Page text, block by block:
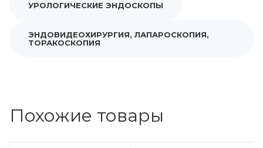
УРОЛОГИЧЕСКИЕ ЭНДОСКОПЫ
ЭНДОВИДЕОХИРУРГИЯ, ЛАПАРОСКОПИЯ,
ТОРАКОСКОПИЯ
Похожие товары